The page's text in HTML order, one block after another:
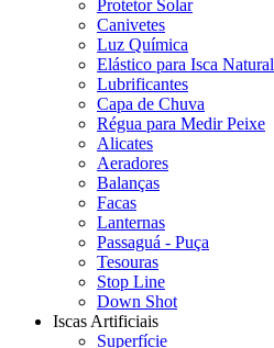
Protetor Solar
Canivetes
Luz Química
Elástico para Isca Natural
Lubrificantes
Capa de Chuva
Régua para Medir Peixe
Alicates
Aeradores
Balanças
Facas
Lanternas
Passaguá - Puça
Tesouras
Stop Line
Down Shot
Iscas Artificiais
Superfície